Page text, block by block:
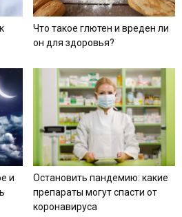
Что такое глютен и вреден ли
он для здоровья?
и
Остановить пандемию: какие
препараты могут спасти от
коронавируса